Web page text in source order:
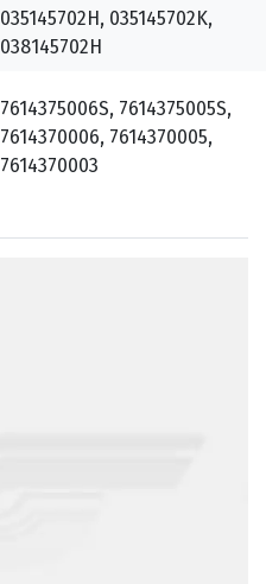
035145702H, 035145702K,
038145702H
7614375006S, 7614375005S,
7614370006, 7614370005,
7614370003